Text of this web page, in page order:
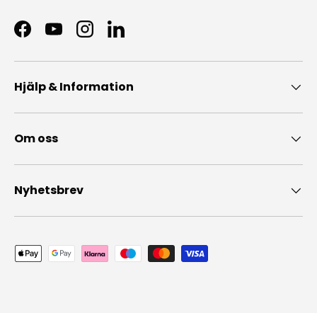
Facebook
YouTubeInstagramLinkedIn
Hjälp & Information
Om oss
Nyhetsbrev
Accepterade betalningsmedel